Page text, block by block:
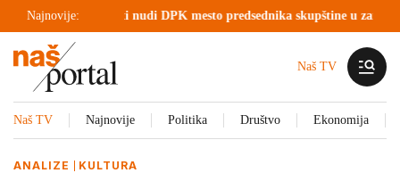
Najnovije:
Kurti nudi DPK mesto predsednika skupštine u zamenu za
Naš TV
Naš TV Najnovije Politika Društvo Ekonomija
ANALIZE KULTURA